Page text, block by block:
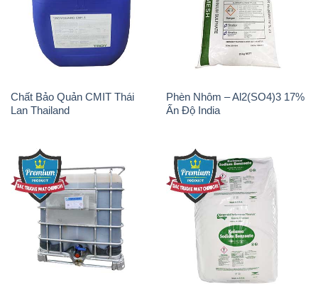
Chất Bảo Quản CMIT Thái
Lan Thailand
Phèn Nhôm – Al2(SO4)3 17%
Ấn Độ India